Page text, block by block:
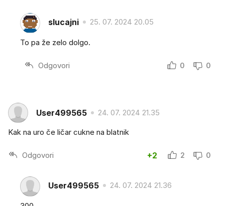
slucajni 25. 07. 2024 20.05
To pa že zelo dolgo.
Odgovori 0 0
User499565 24. 07. 2024 21.35
Kak na uro če ličar cukne na blatnik
Odgovori +2 2 0
User499565 24. 07. 2024 21.36